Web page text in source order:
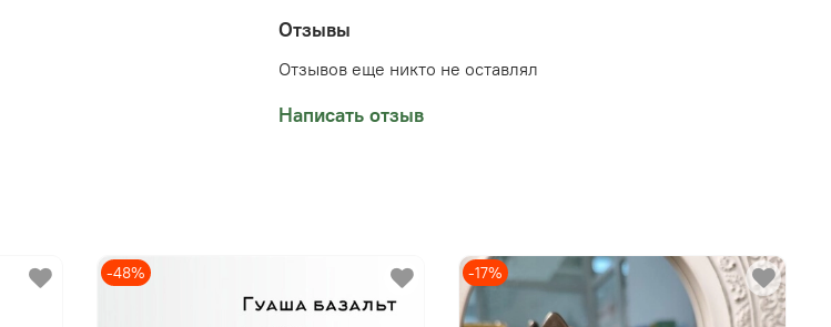
Отзывы
Отзывов еще никто не оставлял
Написать отзыв
-48% -17%